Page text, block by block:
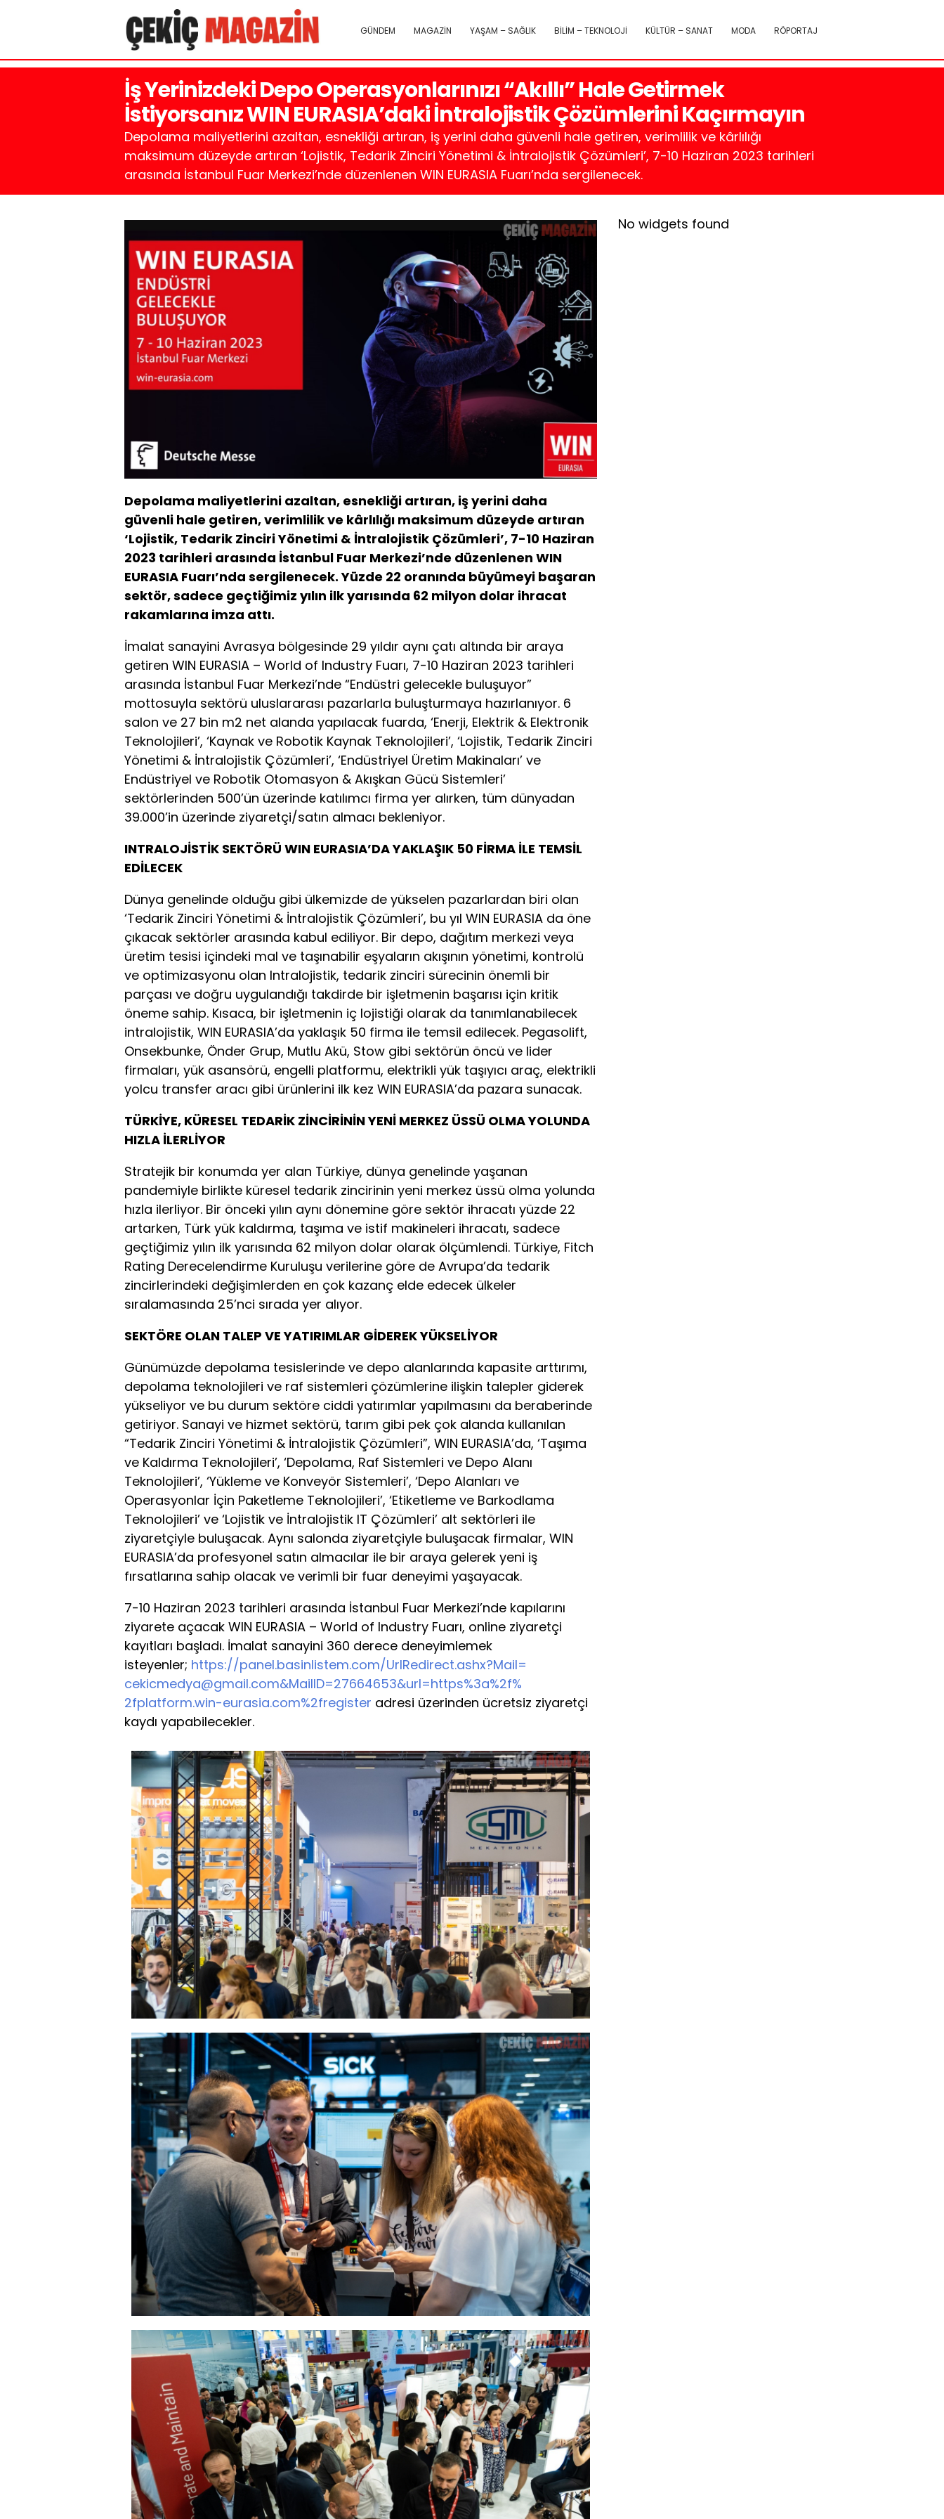
GÜNDEM MAGAZİN YAŞAM – SAĞLIK BİLİM – TEKNOLOJİ KÜLTÜR – SANAT MODA RÖPORTAJ
İş Yerinizdeki Depo Operasyonlarınızı “Akıllı” Hale Getirmek
İstiyorsanız WIN EURASIA’daki İntralojistik Çözümlerini Kaçırmayın
Depolama maliyetlerini azaltan, esnekliği artıran, iş yerini daha güvenli hale getiren, verimlilik ve kârlılığı
maksimum düzeyde artıran ‘Lojistik, Tedarik Zinciri Yönetimi & İntralojistik Çözümleri’, 7-10 Haziran 2023 tarihleri
arasında İstanbul Fuar Merkezi’nde düzenlenen WIN EURASIA Fuarı’nda sergilenecek.
Depolama maliyetlerini azaltan, esnekliği artıran, iş yerini daha
güvenli hale getiren, verimlilik ve kârlılığı maksimum düzeyde artıran
‘Lojistik, Tedarik Zinciri Yönetimi & İntralojistik Çözümleri’, 7-10 Haziran
2023 tarihleri arasında İstanbul Fuar Merkezi’nde düzenlenen WIN
EURASIA Fuarı’nda sergilenecek. Yüzde 22 oranında büyümeyi başaran
sektör, sadece geçtiğimiz yılın ilk yarısında 62 milyon dolar ihracat
rakamlarına imza attı.
İmalat sanayini Avrasya bölgesinde 29 yıldır aynı çatı altında bir araya
getiren WIN EURASIA – World of Industry Fuarı, 7-10 Haziran 2023 tarihleri
arasında İstanbul Fuar Merkezi’nde “Endüstri gelecekle buluşuyor”
mottosuyla sektörü uluslararası pazarlarla buluşturmaya hazırlanıyor. 6
salon ve 27 bin m2 net alanda yapılacak fuarda, ‘Enerji, Elektrik & Elektronik
Teknolojileri’, ‘Kaynak ve Robotik Kaynak Teknolojileri’, ‘Lojistik, Tedarik Zinciri
Yönetimi & İntralojistik Çözümleri’, ‘Endüstriyel Üretim Makinaları’ ve
Endüstriyel ve Robotik Otomasyon & Akışkan Gücü Sistemleri’
sektörlerinden 500’ün üzerinde katılımcı firma yer alırken, tüm dünyadan
39.000’in üzerinde ziyaretçi/satın almacı bekleniyor.
INTRALOJİSTİK SEKTÖRÜ WIN EURASIA’DA YAKLAŞIK 50 FİRMA İLE TEMSİL
EDİLECEK
Dünya genelinde olduğu gibi ülkemizde de yükselen pazarlardan biri olan
‘Tedarik Zinciri Yönetimi & İntralojistik Çözümleri’, bu yıl WIN EURASIA da öne
çıkacak sektörler arasında kabul ediliyor. Bir depo, dağıtım merkezi veya
üretim tesisi içindeki mal ve taşınabilir eşyaların akışının yönetimi, kontrolü
ve optimizasyonu olan Intralojistik, tedarik zinciri sürecinin önemli bir
parçası ve doğru uygulandığı takdirde bir işletmenin başarısı için kritik
öneme sahip. Kısaca, bir işletmenin iç lojistiği olarak da tanımlanabilecek
intralojistik, WIN EURASIA’da yaklaşık 50 firma ile temsil edilecek. Pegasolift,
Onsekbunke, Önder Grup, Mutlu Akü, Stow gibi sektörün öncü ve lider
firmaları, yük asansörü, engelli platformu, elektrikli yük taşıyıcı araç, elektrikli
yolcu transfer aracı gibi ürünlerini ilk kez WIN EURASIA’da pazara sunacak.
TÜRKİYE, KÜRESEL TEDARİK ZİNCİRİNİN YENİ MERKEZ ÜSSÜ OLMA YOLUNDA
HIZLA İLERLİYOR
Stratejik bir konumda yer alan Türkiye, dünya genelinde yaşanan
pandemiyle birlikte küresel tedarik zincirinin yeni merkez üssü olma yolunda
hızla ilerliyor. Bir önceki yılın aynı dönemine göre sektör ihracatı yüzde 22
artarken, Türk yük kaldırma, taşıma ve istif makineleri ihracatı, sadece
geçtiğimiz yılın ilk yarısında 62 milyon dolar olarak ölçümlendi. Türkiye, Fitch
Rating Derecelendirme Kuruluşu verilerine göre de Avrupa’da tedarik
zincirlerindeki değişimlerden en çok kazanç elde edecek ülkeler
sıralamasında 25’nci sırada yer alıyor.
SEKTÖRE OLAN TALEP VE YATIRIMLAR GİDEREK YÜKSELİYOR
Günümüzde depolama tesislerinde ve depo alanlarında kapasite arttırımı,
depolama teknolojileri ve raf sistemleri çözümlerine ilişkin talepler giderek
yükseliyor ve bu durum sektöre ciddi yatırımlar yapılmasını da beraberinde
getiriyor. Sanayi ve hizmet sektörü, tarım gibi pek çok alanda kullanılan
“Tedarik Zinciri Yönetimi & İntralojistik Çözümleri”, WIN EURASIA’da, ‘Taşıma
ve Kaldırma Teknolojileri’, ‘Depolama, Raf Sistemleri ve Depo Alanı
Teknolojileri’, ‘Yükleme ve Konveyör Sistemleri’, ‘Depo Alanları ve
Operasyonlar İçin Paketleme Teknolojileri’, ‘Etiketleme ve Barkodlama
Teknolojileri’ ve ‘Lojistik ve İntralojistik IT Çözümleri’ alt sektörleri ile
ziyaretçiyle buluşacak. Aynı salonda ziyaretçiyle buluşacak firmalar, WIN
EURASIA’da profesyonel satın almacılar ile bir araya gelerek yeni iş
fırsatlarına sahip olacak ve verimli bir fuar deneyimi yaşayacak.
7-10 Haziran 2023 tarihleri arasında İstanbul Fuar Merkezi’nde kapılarını
ziyarete açacak WIN EURASIA – World of Industry Fuarı, online ziyaretçi
kayıtları başladı. İmalat sanayini 360 derece deneyimlemek
isteyenler; https://panel.basinlistem.com/UrlRedirect.ashx?Mail=
cekicmedya@gmail.com&MailID=27664653&url=https%3a%2f%
2fplatform.win-eurasia.com%2fregister adresi üzerinden ücretsiz ziyaretçi
kaydı yapabilecekler.
No widgets found